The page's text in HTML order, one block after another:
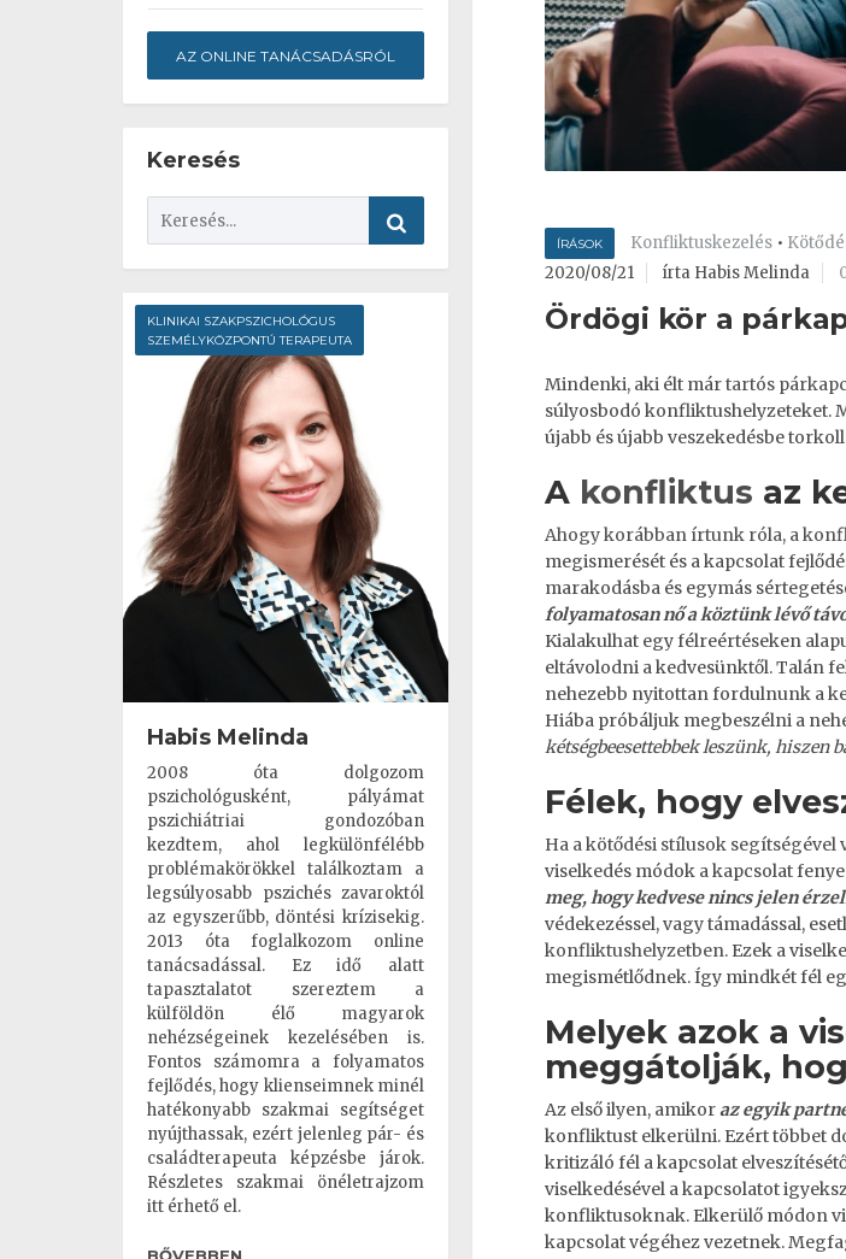
ÍRÁSOK Konfliktuskezelés •
2020/08/21
írta Habis Melinda
Ördögi kör a
Mindenki, aki élt mártartós
súlyosbodó konfliktushelyzeteket.
újabb és újabb veszekedésbe
A konfliktus az
Ahogy korábban írtunk róla, a
megismerését és a kapcsolat
marakodásba és egymás
folyamatosan nő a köztünk lévő
Kialakulhat egy félreértéseken
eltávolodni a kedvesünktől. Talán
nehezebb nyitottan fordulnunk a
Hiába próbáljuk megbeszélni a
kétségbeesettebbek leszünk, hiszen
Félek, hogy
Ha a kötődési stílusok segítségével
viselkedés módok a kapcsolat
meg, hogy kedvese nincs jelen
védekezéssel, vagy támadással,
konfliktushelyzetben. Ezek a
megismétlődnek. Így mindkét fél
Melyek azok a
meggátolják,
Az első ilyen, amikoraz egyik
konfliktust elkerülni. Ezért többet
kritizáló fél a kapcsolat
viselkedésével a kapcsolatot
konfliktusoknak. Elkerülő módon
kapcsolat végéhez vezetnek.
AZ ONLINE TANÁCSADÁSRÓL
Keresés
KLINIKAI SZAKPSZICHOLÓGUS
SZEMÉLYKÖZPONTÚ TERAPEUTA
Habis Melinda
2008 óta dolgozom
pszichológusként, pályámat
pszichiátriai gondozóban
kezdtem, ahol legkülönfélébb
problémakörökkel találkoztam a
legsúlyosabb pszichés zavaroktól
az egyszerűbb, döntési krízisekig.
2013 óta foglalkozom online
tanácsadással. Ez idő alatt
tapasztalatot szereztem a
külföldön élő magyarok
nehézségeinek kezelésében is.
Fontos számomra a folyamatos
fejlődés, hogy klienseimnek minél
hatékonyabb szakmai segítséget
nyújthassak, ezért jelenleg pár- és
családterapeuta képzésbe járok.
Részletes szakmai önéletrajzom
itt érhető el.